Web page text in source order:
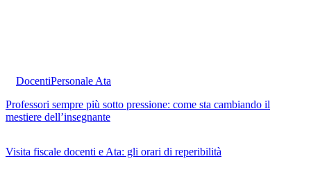
DocentiPersonale Ata
Professori sempre più sotto pressione: come sta cambiando il
mestiere dell’insegnante
Visita fiscale docenti e Ata: gli orari di reperibilità